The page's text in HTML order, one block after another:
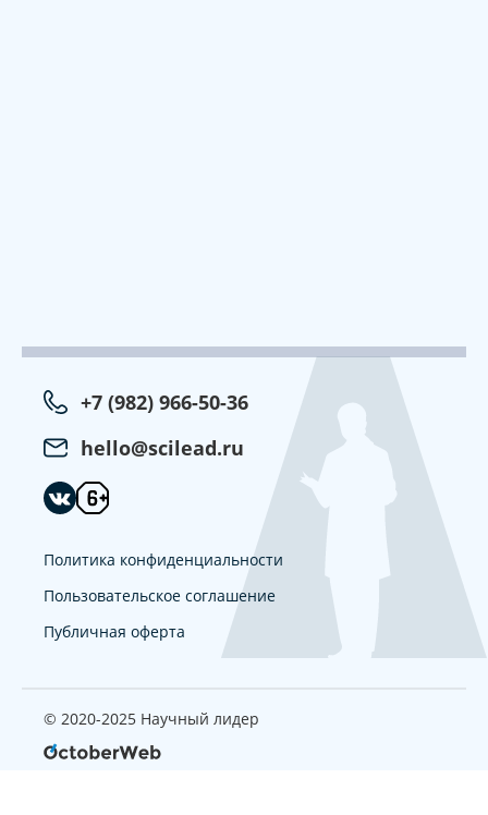
+7 (982) 966-50-36
hello@scilead.ru
Политика конфиденциальности
Пользовательское соглашение
Публичная оферта
© 2020-2025 Научный лидер